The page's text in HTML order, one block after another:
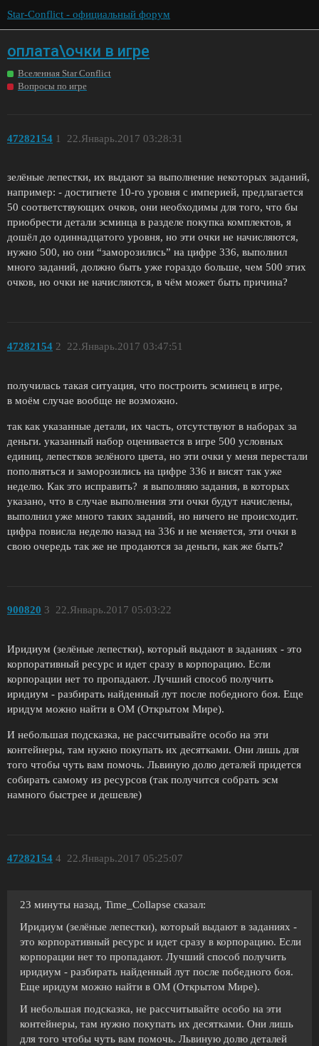
Star-Conflict - официальный форум
оплата\очки в игре
Вселенная Star Conflict
Вопросы по игре
47282154 22.Январь.2017 03:28:31
1
зелёные лепестки, их выдают за выполнение некоторых заданий,
например: - достигнете 10-го уровня с империей, предлагается
50 соответствующих очков, они необходимы для того, что бы
приобрести детали эсминца в разделе покупка комплектов, я
дошёл до одиннадцатого уровня, но эти очки не начисляются,
нужно 500, но они “заморозились” на цифре 336, выполнил
много заданий, должно быть уже гораздо больше, чем 500 этих
очков, но очки не начисляются, в чём может быть причина?
47282154 22.Январь.2017 03:47:51
2
получилась такая ситуация, что построить эсминец в игре,
в моём случае вообще не возможно.
так как указанные детали, их часть, отсутствуют в наборах за
деньги. указанный набор оценивается в игре 500 условных
единиц, лепестков зелёного цвета, но эти очки у меня перестали
пополняться и заморозились на цифре 336 и висят так уже
неделю. Как это исправить? я выполняю задания, в которых
указано, что в случае выполнения эти очки будут начислены,
выполнил уже много таких заданий, но ничего не происходит.
цифра повисла неделю назад на 336 и не меняется, эти очки в
свою очередь так же не продаются за деньги, как же быть?
900820 22.Январь.2017 05:03:22
3
Иридиум (зелёные лепестки), который выдают в заданиях - это
корпоративный ресурс и идет сразу в корпорацию. Если
корпорации нет то пропадают. Лучший способ получить
иридиум - разбирать найденный лут после победного боя. Еще
иридум можно найти в ОМ (Открытом Мире).
И небольшая подсказка, не рассчитывайте особо на эти
контейнеры, там нужно покупать их десятками. Они лишь для
того чтобы чуть вам помочь. Львиную долю деталей придется
собирать самому из ресурсов (так получится собрать эсм
намного быстрее и дешевле)
47282154 22.Январь.2017 05:25:07
4
23 минуты назад, Time_Collapse сказал:
Иридиум (зелёные лепестки), который выдают в заданиях -
это корпоративный ресурс и идет сразу в корпорацию. Если
корпорации нет то пропадают. Лучший способ получить
иридиум - разбирать найденный лут после победного боя.
Еще иридум можно найти в ОМ (Открытом Мире).
И небольшая подсказка, не рассчитывайте особо на эти
контейнеры, там нужно покупать их десятками. Они лишь
для того чтобы чуть вам помочь. Львиную долю деталей